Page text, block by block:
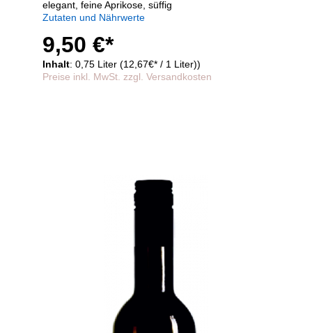
elegant, feine Aprikose, süffig
Zutaten und Nährwerte
9,50 €*
Inhalt: 0,75 Liter (12,67€* / 1 Liter))
Preise inkl. MwSt. zzgl. Versandkosten